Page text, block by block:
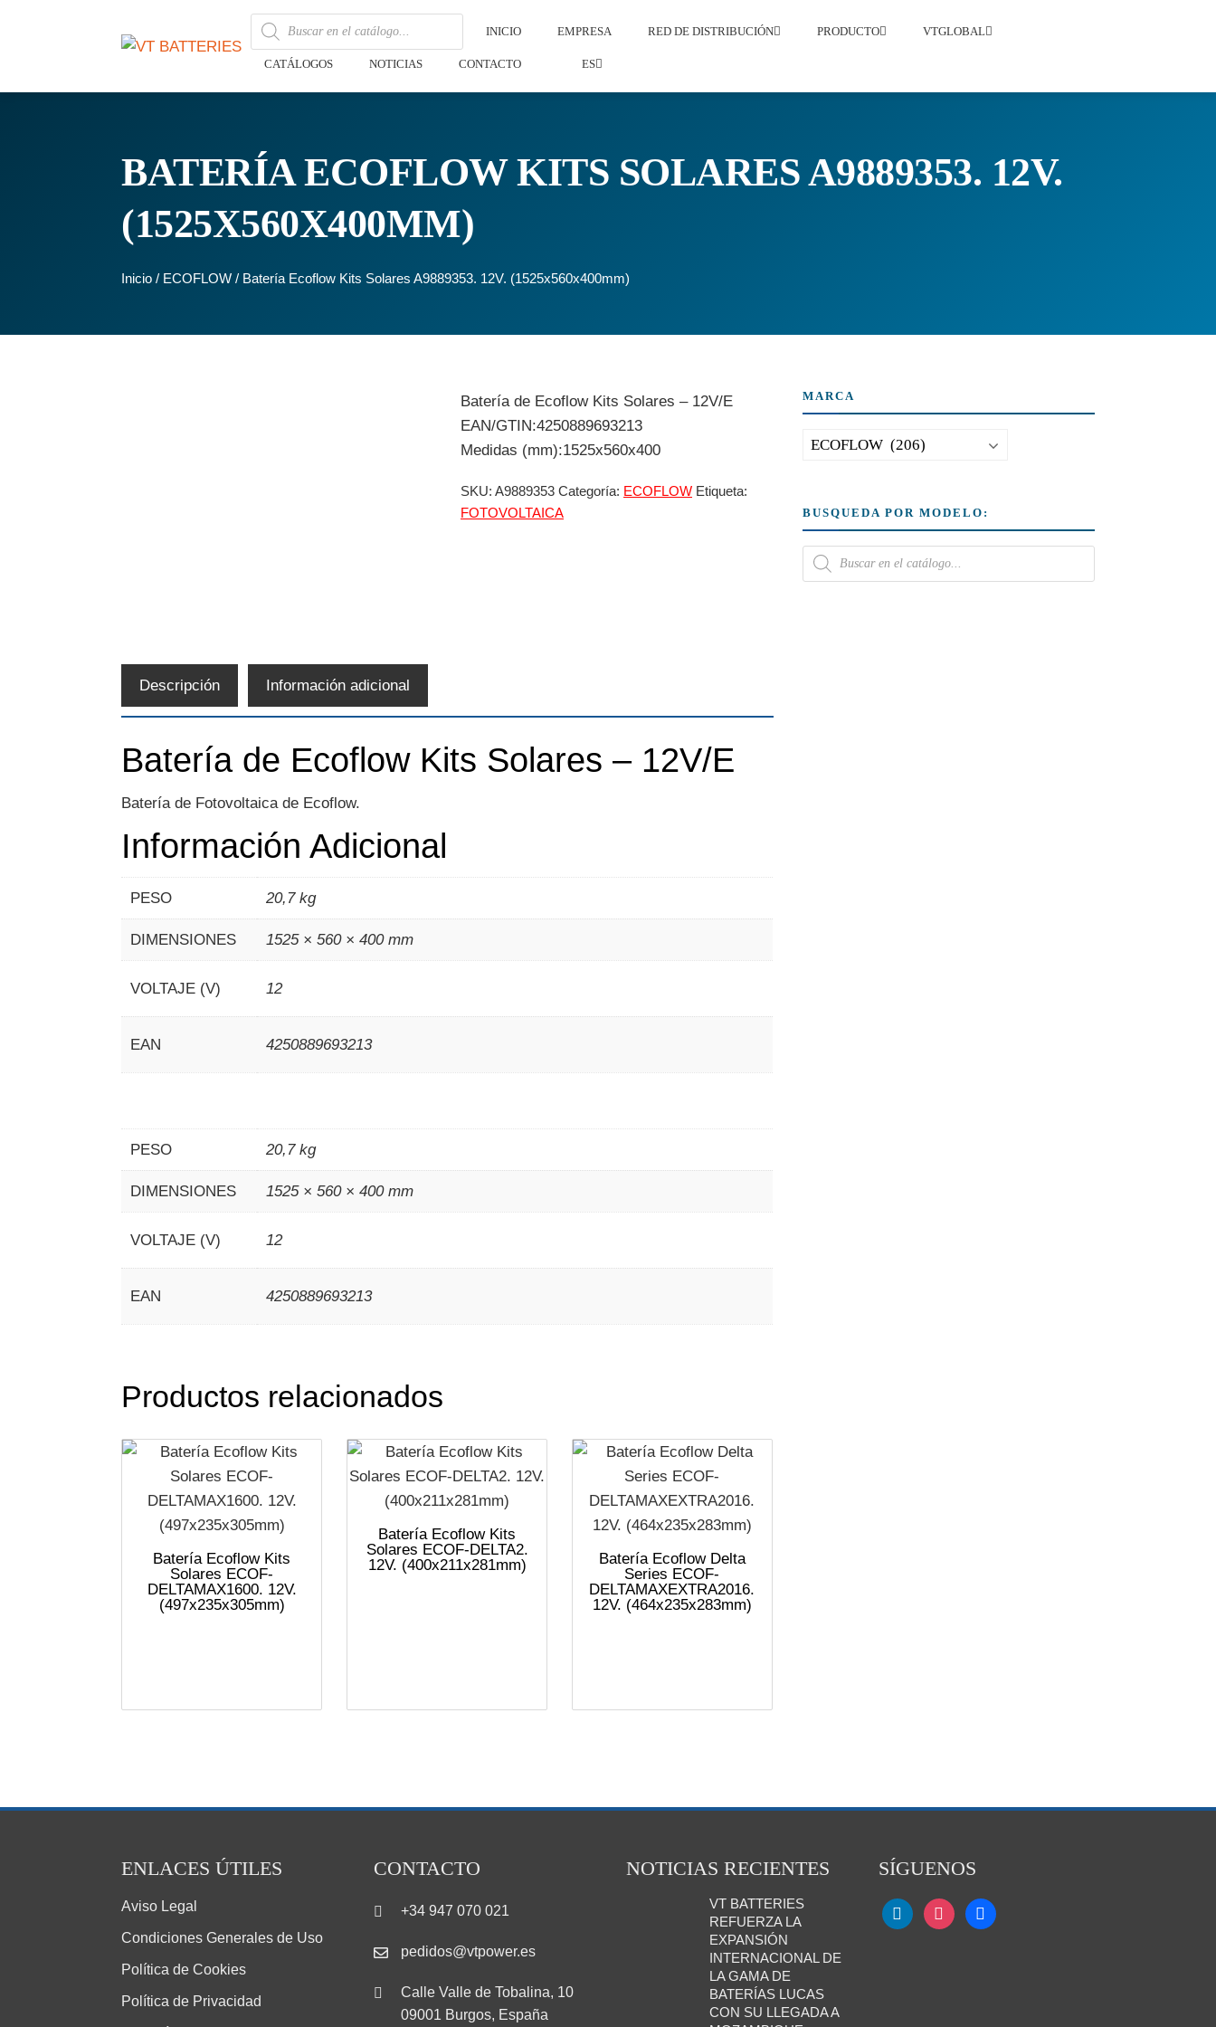
INICIO EMPRESA RED DE DISTRIBUCIÓN PRODUCTO VTGLOBAL
CATÁLOGOS NOTICIAS CONTACTO ES
BATERÍA ECOFLOW KITS SOLARES A9889353. 12V.
(1525X560X400MM)
Inicio / ECOFLOW / Batería Ecoflow Kits Solares A9889353. 12V. (1525x560x400mm)
Batería de Ecoflow Kits Solares – 12V/E
EAN/GTIN:4250889693213
Medidas (mm):1525x560x400
SKU:A9889353 Categoría: ECOFLOW Etiqueta:
FOTOVOLTAICA
Descripción Información adicional
Batería de Ecoflow Kits Solares – 12V/E
Batería de Fotovoltaica de Ecoflow.
Información Adicional
PESO 20,7 kg
DIMENSIONES 1525 × 560 × 400 mm
VOLTAJE (V) 12
EAN 4250889693213
PESO 20,7 kg
DIMENSIONES 1525 × 560 × 400 mm
VOLTAJE (V) 12
EAN 4250889693213
Productos relacionados
Batería Ecoflow Kits
Solares ECOF-
DELTAMAX1600. 12V.
(497x235x305mm)
Batería Ecoflow Kits
Solares ECOF-DELTA2.
12V. (400x211x281mm)
Batería Ecoflow Delta
Series ECOF-
DELTAMAXEXTRA2016.
12V. (464x235x283mm)
MARCA
BUSQUEDA POR MODELO:
ENLACES ÚTILES
Aviso Legal
Condiciones Generales de Uso
Política de Cookies
Política de Privacidad
CONTACTO
+34 947 070 021
pedidos@vtpower.es
Calle Valle de Tobalina, 10
09001 Burgos, España
NOTICIAS RECIENTES
VT BATTERIES
REFUERZA LA
EXPANSIÓN
INTERNACIONAL DE
LA GAMA DE
BATERÍAS LUCAS
CON SU LLEGADA A
SÍGUENOS